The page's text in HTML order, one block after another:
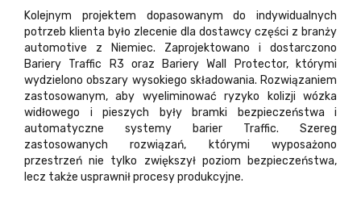
Kolejnym projektem dopasowanym do indywidualnych
potrzeb klienta było zlecenie dla dostawcy części z branży
automotive z Niemiec. Zaprojektowano i dostarczono
Bariery Traffic R3 oraz Bariery Wall Protector, którymi
wydzielono obszary wysokiego składowania. Rozwiązaniem
zastosowanym, aby wyeliminować ryzyko kolizji wózka
widłowego i pieszych były bramki bezpieczeństwa i
automatyczne systemy barier Traffic. Szereg
zastosowanych rozwiązań, którymi wyposażono
przestrzeń nie tylko zwiększył poziom bezpieczeństwa,
lecz także usprawnił procesy produkcyjne.